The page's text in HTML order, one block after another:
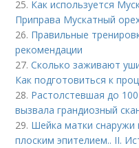
25. Как используется
Приправа Мускатный
26. Правильные
рекомендации
27.Сколько заживают
Как подготовиться к
28. Растолстевшая до
вызвала грандиозный
29. Шейка матки
плоским эпителием.. II.